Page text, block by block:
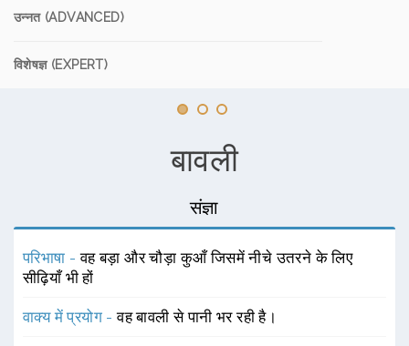
उन्नत (ADVANCED)
विशेषज्ञ (EXPERT)
बावली
संज्ञा
परिभाषा -वह बड़ा और चौड़ा कुआँ जिसमें नीचे उतरने के लिए
सीढ़ियाँ भी हों
वाक्य में प्रयोग -वह बावली से पानी भर रही है।